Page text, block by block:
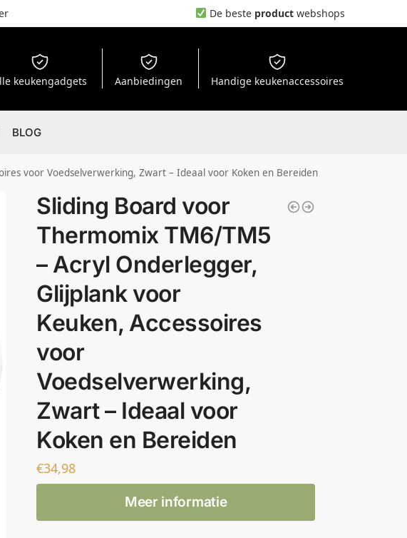
De beste product webshops
keukengadgets Aanbiedingen Handige keukenaccessoires
BLOG
voor Voedselverwerking, Zwart – Ideaal voor Koken en Bereiden
Sliding Board voor
Thermomix TM6/TM5
– Acryl Onderlegger,
Glijplank voor
Keuken, Accessoires
voor
Voedselverwerking,
Zwart – Ideaal voor
Koken en Bereiden
€34,98
Meer informatie